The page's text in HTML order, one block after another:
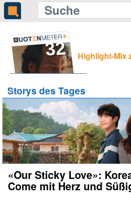
Gleich auf Quotenmeter:
ZDF blickt auf die
gefährlicher Social-Media-
32 Highlight-Mix
Storys des Tages
«Our Sticky Love»:
Come mit Herz und